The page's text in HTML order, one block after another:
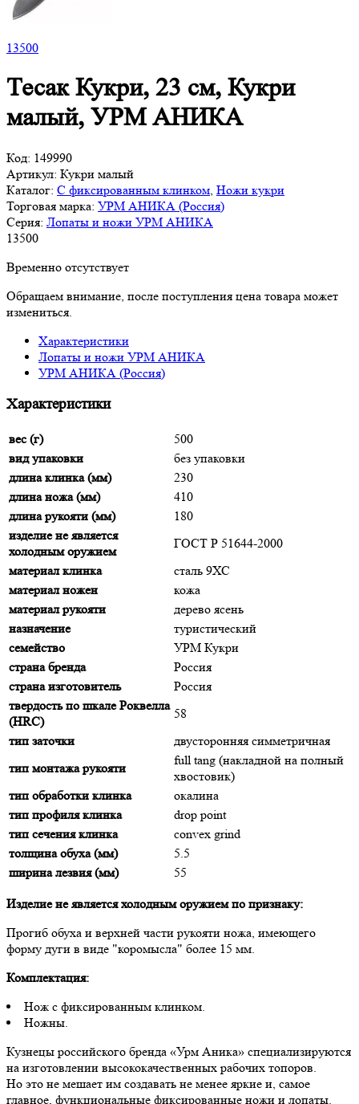
13500
Тесак Кукри, 23 см, Кукри
малый, УРМ АНИКА
Код: 149990
Артикул: Кукри малый
Каталог: С фиксированным клинком Ножи кукри
Торговая марка: УРМ АНИКА (Россия)
Серия: Лопаты и ножи УРМ АНИКА
13500
Временно отсутствует
Обращаем внимание, после поступления цена товара может
измениться.
Характеристики
Лопаты и ножи УРМ АНИКА
УРМ АНИКА (Россия)
Характеристики
вес (г)
500
вид упаковки
без упаковки
длина клинка (мм)
230
длина ножа (мм)
410
длина рукояти (мм)
180
изделие не является
холодным оружием
ГОСТ Р 51644-2000
материал клинка
сталь 9ХС
материал ножен
кожа
материал рукояти
дерево ясень
назначение
туристический
семейство
УРМ Кукри
страна бренда
Россия
страна изготовитель
Россия
твердость по шкале Роквелла
(HRC)
58
тип заточки
двусторонняя симметричная
тип монтажа рукояти
full tang (накладной на полный
хвостовик)
тип обработки клинка
окалина
тип профиля клинка
drop point
тип сечения клинка
convex grind
толщина обуха (мм)
5.5
ширина лезвия (мм)
55
Изделие не является холодным оружием по признаку:
Прогиб обуха и верхней части рукояти ножа, имеющего
форму дуги в виде "коромысла" более 15 мм.
Комплектация:
Нож с фиксированным клинком.
Ножны.
Кузнецы российского бренда «Урм Аника» специализируются
на изготовлении высококачественных рабочих топоров.
Но это не мешает им создавать не менее яркие и, самое
главное, функциональные фиксированные ножи и лопаты.